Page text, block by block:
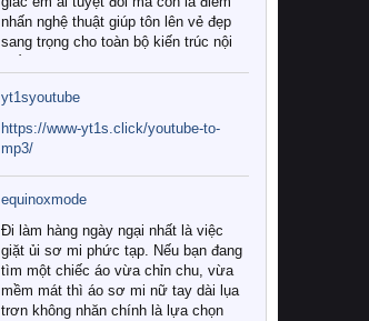
nhấn nghệ thuật giúp tôn lên vẻ đẹp
sang trọng cho toàn bộ kiến trúc nội
Tuy nhiên, giữa thị trường đa dạng
với vô vàn thương hiệu và mẫu mã
như hiện nay, làm thế nào để chọn
được những bộ chăn ga gối đệm cao
cấp thực sự chất lượng, phù hợp với
khí hậu và nhu cầu sử dụng của gia
đình? Hãy cùng chúng tôi đi tìm lời
giải đáp chi tiết qua bài viết dưới đây.
1. Tại sao các gia đình hiện đại lại ưa
chuộng chăn ga gối đệm cao cấp?
yt1syoutube
https://www-yt1s.click/youtube-to-
mp3/
equinoxmode
Đi làm hàng ngày ngại nhất là việc
giặt ủi sơ mi phức tạp. Nếu bạn đang
tìm một chiếc áo vừa chỉn chu, vừa
mềm mát thì áo sơ mi nữ tay dài lụa
trơn không nhăn chính là lựa chọn